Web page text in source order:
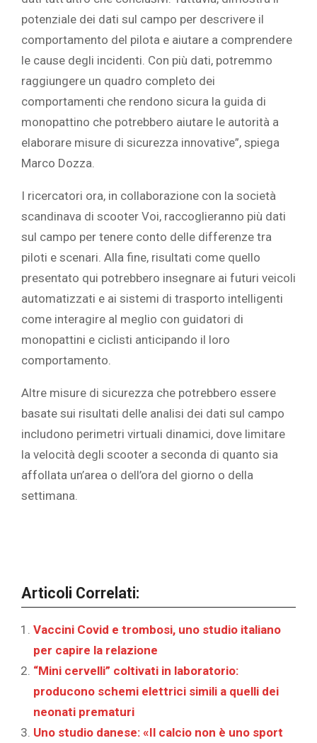
potenziale dei dati sul campo per descrivere il
comportamento del pilota e aiutare a comprendere
le cause degli incidenti. Con più dati, potremmo
raggiungere un quadro completo dei
comportamenti che rendono sicura la guida di
monopattino che potrebbero aiutare le autorità a
elaborare misure di sicurezza innovative”, spiega
Marco Dozza.‎
‎I ricercatori ora, in collaborazione con la società
scandinava di scooter Voi, raccoglieranno più dati
sul campo per tenere conto delle differenze tra
piloti e scenari. Alla fine, risultati come quello
presentato qui potrebbero insegnare ai futuri veicoli
automatizzati e ai sistemi di trasporto intelligenti
come interagire al meglio con guidatori di
monopattini e ciclisti anticipando il loro
comportamento.
Altre misure di sicurezza che potrebbero essere
basate sui risultati delle analisi dei dati sul campo
includono perimetri virtuali dinamici, dove limitare
la velocità degli scooter a seconda di quanto sia
affollata un’area o dell’ora del giorno o della
settimana.‎
Articoli Correlati:
Vaccini Covid e trombosi, uno studio italiano
per capire la relazione
“Mini cervelli” coltivati in laboratorio:
producono schemi elettrici simili a quelli dei
neonati prematuri
Uno studio danese: «Il calcio non è uno sport